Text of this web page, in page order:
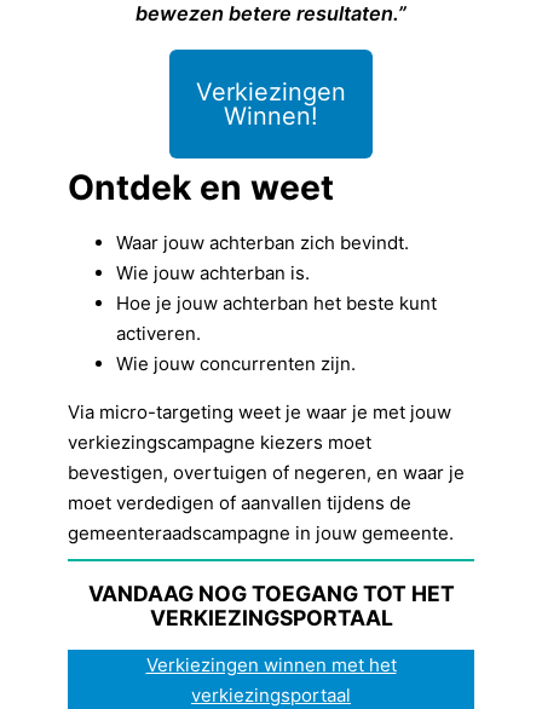
bewezen betere resultaten.”
Verkiezingen
Winnen!
Ontdek en weet
Waar jouw achterban zich bevindt.
Wie jouw achterban is.
Hoe je jouw achterban het beste kunt
activeren.
Wie jouw concurrenten zijn.
Via micro-targeting weet je waar je met jouw
verkiezingscampagne kiezers moet
bevestigen, overtuigen of negeren, en waar je
moet verdedigen of aanvallen tijdens de
gemeenteraadscampagne in jouw gemeente.
VANDAAG NOG TOEGANG TOT HET
VERKIEZINGSPORTAAL
Verkiezingen winnen met het
verkiezingsportaal